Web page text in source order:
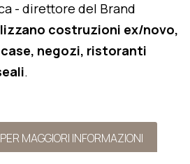
- direttore del Brand
costruzioni ex/novo,
negozi, ristoranti
.
MAGGIORI INFORMAZIONI